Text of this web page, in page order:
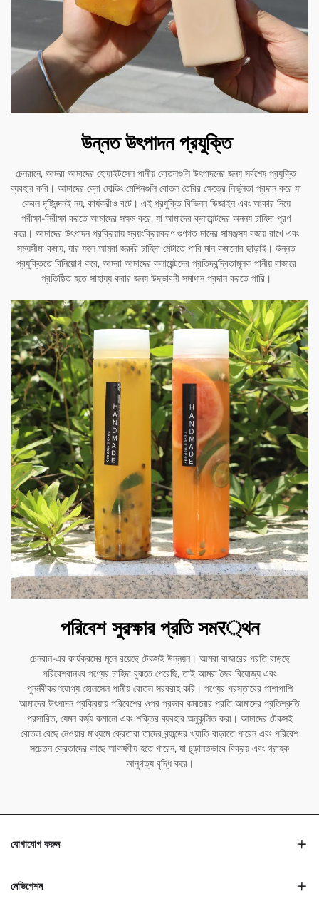
উন্নত উৎপাদন প্রযুক্তি
চেনরানে, আমরা আমাদের হোয়াইটসেল পানীয় বোতলগুলি উৎপাদনের জন্য সর্বশেষ প্রযুক্তি
ব্যবহার করি। আমাদের ব্লো মোল্ডিং মেশিনগুলি বোতল তৈরির ক্ষেত্রে নির্ভুলতা প্রদান করে যা
কেবল দৃষ্টিনন্দনই নয়, কার্যকরীও বটে। এই প্রযুক্তি বিভিন্ন ডিজাইন এবং আকার নিয়ে
পরীক্ষা-নিরীক্ষা করতে আমাদের সক্ষম করে, যা আমাদের ক্লায়েন্টদের অনন্য চাহিদা পূরণ
করে। আমাদের উৎপাদন প্রক্রিয়ায় স্বয়ংক্রিয়করণ গুণগত মানের সামঞ্জস্য বজায় রাখে এবং
সময়সীমা কমায়, যার ফলে আমরা জরুরি চাহিদা মেটাতে পারি মান কমানোর ছাড়াই। উন্নত
প্রযুক্তিতে বিনিয়োগ করে, আমরা আমাদের ক্লায়েন্টদের প্রতিদ্বন্দ্বিতামূলক পানীয় বাজারে
প্রতিষ্ঠিত হতে সাহায্য করার জন্য উদ্ভাবনী সমাধান প্রদান করতে পারি।
পরিবেশ সুরক্ষার প্রতি সমर্থন
চেনরান-এর কার্যক্রমের মূলে রয়েছে টেকসই উন্নয়ন। আমরা বাজারের প্রতি বাড়ছে
পরিবেশবান্ধব পণ্যের চাহিদা বুঝতে পেরেছি, তাই আমরা জৈব বিযোজ্য এবং
পুনর্নবীকরণযোগ্য হোলসেল পানীয় বোতল সরবরাহ করি। পণ্যের প্রস্তাবের পাশাপাশি
আমাদের উৎপাদন প্রক্রিয়ায় পরিবেশের ওপর প্রভাব কমানোর প্রতি আমাদের প্রতিশ্রুতি
প্রসারিত, যেমন বর্জ্য কমানো এবং শক্তির ব্যবহার অনুকূলিত করা। আমাদের টেকসই
বোতল বেছে নেওয়ার মাধ্যমে ক্রেতারা তাদের ব্র্যান্ডের খ্যাতি বাড়াতে পারেন এবং পরিবেশ
সচেতন ক্রেতাদের কাছে আকর্ষণীয় হতে পারেন, যা চূড়ান্তভাবে বিক্রয় এবং গ্রাহক
আনুগত্য বৃদ্ধি করে।
যোগাযোগ করুন
নেভিগেশন